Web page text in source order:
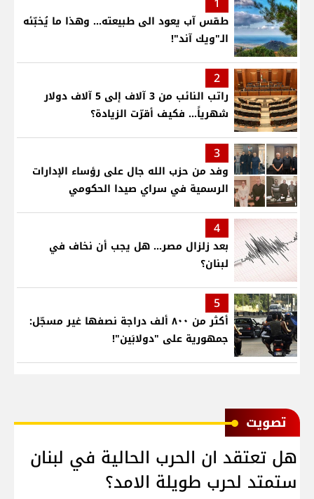
طقس آب يعود الى طبيعته... وهذا ما يُخبّئه
الـ"ويك آند"!
2
راتب النائب من 3 آلاف إلى 5 آلاف دولار
شهرياً... فكيف أقرّت الزيادة؟
3
وفد من حزب الله جال على رؤساء الإدارات
الرسمية في سراي صيدا الحكومي
4
بعد زلزال مصر... هل يجب أن نخاف في
لبنان؟
5
أكثر من ٨٠٠ ألف دراجة نصفها غير مسجّل:
جمهورية على "دولابَين"!
ﺗﺼﻮﻳﺖ
هل تعتقد ان الحرب الحالية في لبنان
ستمتد لحرب طويلة الامد؟